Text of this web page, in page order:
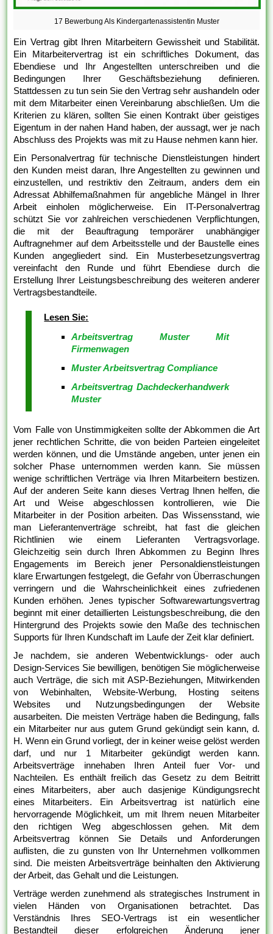
17 Bewerbung Als Kindergartenassistentin Muster
Ein Vertrag gibt Ihren Mitarbeitern Gewissheit und Stabilität.
Ein Mitarbeitervertrag ist ein schriftliches Dokument, das
Ebendiese und Ihr Angestellten unterschreiben und die
Bedingungen Ihrer Geschäftsbeziehung definieren.
Stattdessen zu tun sein Sie den Vertrag sehr aushandeln oder
mit dem Mitarbeiter einen Vereinbarung abschließen. Um die
Kriterien zu klären, sollten Sie einen Kontrakt über geistiges
Eigentum in der nahen Hand haben, der aussagt, wer je nach
Abschluss des Projekts was mit zu Hause nehmen kann hier.
Ein Personalvertrag für technische Dienstleistungen hindert
den Kunden meist daran, Ihre Angestellten zu gewinnen und
einzustellen, und restriktiv den Zeitraum, anders dem ein
Adressat Abhilfemaßnahmen für angebliche Mängel in Ihrer
Arbeit einholen möglicherweise. Ein IT-Personalvertrag
schützt Sie vor zahlreichen verschiedenen Verpflichtungen,
die mit der Beauftragung temporärer unabhängiger
Auftragnehmer auf dem Arbeitsstelle und der Baustelle eines
Kunden angegliedert sind. Ein Musterbesetzungsvertrag
vereinfacht den Runde und führt Ebendiese durch die
Erstellung Ihrer Leistungsbeschreibung des weiteren anderer
Vertragsbestandteile.
Lesen Sie:
Arbeitsvertrag Muster Mit
Firmenwagen
Muster Arbeitsvertrag Compliance
Arbeitsvertrag Dachdeckerhandwerk
Muster
Vom Falle von Unstimmigkeiten sollte der Abkommen die Art
jener rechtlichen Schritte, die von beiden Parteien eingeleitet
werden können, und die Umstände angeben, unter jenen ein
solcher Phase unternommen werden kann. Sie müssen
wenige schriftlichen Verträge via Ihren Mitarbeitern bestizen.
Auf der anderen Seite kann dieses Vertrag Ihnen helfen, die
Art und Weise abgeschlossen kontrollieren, wie Die
Mitarbeiter in der Position arbeiten. Das Wissensstand, wie
man Lieferantenverträge schreibt, hat fast die gleichen
Richtlinien wie einem Lieferanten Vertragsvorlage.
Gleichzeitig sein durch Ihren Abkommen zu Beginn Ihres
Engagements im Bereich jener Personaldienstleistungen
klare Erwartungen festgelegt, die Gefahr von Überraschungen
verringern und die Wahrscheinlichkeit eines zufriedenen
Kunden erhöhen. Jenes typischer Softwarewartungsvertrag
beginnt mit einer detaillierten Leistungsbeschreibung, die den
Hintergrund des Projekts sowie den Maße des technischen
Supports für Ihren Kundschaft im Laufe der Zeit klar definiert.
Je nachdem, sie anderen Webentwicklungs- oder auch
Design-Services Sie bewilligen, benötigen Sie möglicherweise
auch Verträge, die sich mit ASP-Beziehungen, Mitwirkenden
von Webinhalten, Website-Werbung, Hosting seitens
Websites und Nutzungsbedingungen der Website
ausarbeiten. Die meisten Verträge haben die Bedingung, falls
ein Mitarbeiter nur aus gutem Grund gekündigt sein kann, d.
H. Wenn ein Grund vorliegt, der in keiner weise gelöst werden
darf, und nur 1 Mitarbeiter gekündigt werden kann.
Arbeitsverträge innehaben Ihren Anteil fuer Vor- und
Nachteilen. Es enthält freilich das Gesetz zu dem Beitritt
eines Mitarbeiters, aber auch dasjenige Kündigungsrecht
eines Mitarbeiters. Ein Arbeitsvertrag ist natürlich eine
hervorragende Möglichkeit, um mit Ihrem neuen Mitarbeiter
den richtigen Weg abgeschlossen gehen. Mit dem
Arbeitsvertrag können Sie Details und Anforderungen
auflisten, die zu gunsten von Ihr Unternehmen vollkommen
sind. Die meisten Arbeitsverträge beinhalten den Aktivierung
der Arbeit, das Gehalt und die Leistungen.
Verträge werden zunehmend als strategisches Instrument in
vielen Händen von Organisationen betrachtet. Das
Verständnis Ihres SEO-Vertrags ist ein wesentlicher
Bestandteil dieser erfolgreichen Änderung jener